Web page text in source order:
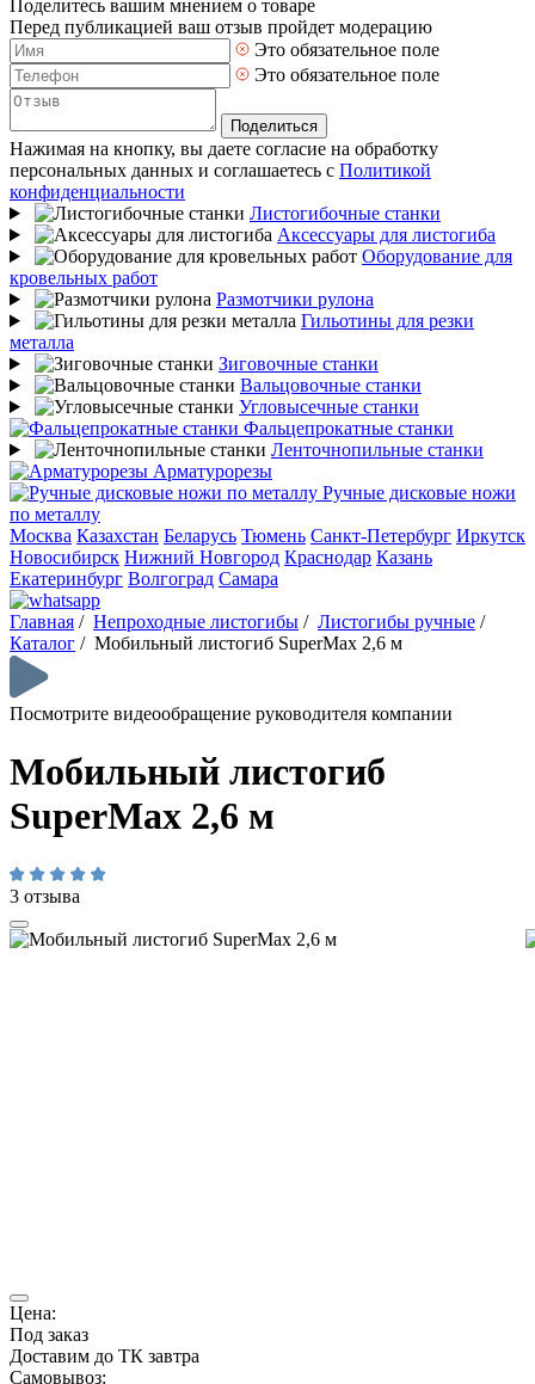
Поделитесь вашим мнением о товаре
Перед публикацией ваш отзыв пройдет модерацию
Это обязательное поле
Это обязательное поле
Поделиться
Нажимая на кнопку, вы даете согласие на обработку
персональных данных и соглашаетесь с Политикой
конфиденциальности
Листогибочные станки
Аксессуары для листогиба
Оборудование для
кровельных работ
Размотчики рулона
Гильотины для резки
металла
Зиговочные станки
Вальцовочные станки
Угловысечные станки
Фальцепрокатные станки
Ленточнопильные станки
Арматурорезы
Ручные дисковые ножи
по металлу
Москва Казахстан Беларусь Тюмень Санкт-Петербург Иркутск
Новосибирск Нижний Новгород Краснодар Казань
Екатеринбург Волгоград Самара
Главная / Непроходные листогибы / Листогибы ручные /
Каталог / Мобильный листогиб SuperMax 2,6 м
Посмотрите видеообращение руководителя компании
Мобильный листогиб
SuperMax 2,6 м
3 отзыва
Цена:
Под заказ
Доставим до ТК завтра
Самовывоз: